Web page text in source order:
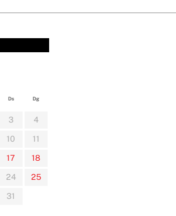
Ds Dg
3
4
10
11
17
18
24
25
31